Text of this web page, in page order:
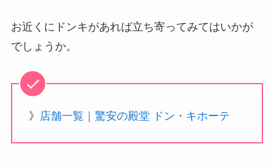
お近くにドンキがあれば立ち寄ってみてはいかが
でしょうか。
》 店舗一覧｜驚安の殿堂 ドン・キホーテ